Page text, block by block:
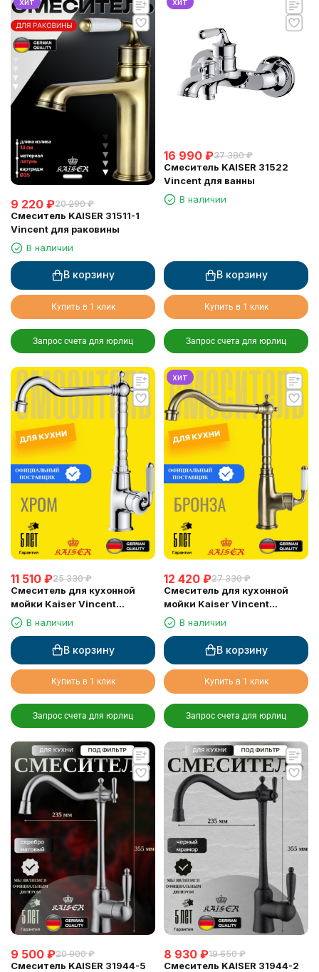
9 220 ₽20 290 ₽
Смеситель KAISER 31511-1
Vincent для раковины
В наличии
В корзину
Купить в 1 клик
Запрос счета для юрлиц
16 990 ₽37 380 ₽
Смеситель KAISER 31522
Vincent для ванны
В наличии
В корзину
Купить в 1 клик
Запрос счета для юрлиц
11 510 ₽25 330 ₽
Смеситель для кухонной
мойки Kaiser Vincent
(31544), хром
В наличии
В корзину
Купить в 1 клик
Запрос счета для юрлиц
хит
12 420 ₽27 330 ₽
Смеситель для кухонной
мойки Kaiser Vincent
(31544-1), бронза
В наличии
В корзину
Купить в 1 клик
Запрос счета для юрлиц
9 500 ₽20 900 ₽
Смеситель KAISER 31944-5
8 930 ₽19 650 ₽
Смеситель KAISER 31944-2